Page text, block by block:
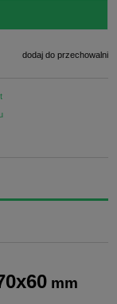
dodaj do przechowalni
mm